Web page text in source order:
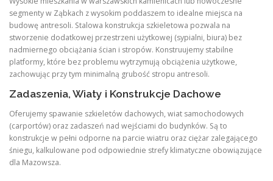
segmenty w Ząbkach z wysokim poddaszem to idealne miejsca na
budowę antresoli. Stalowa konstrukcja szkieletowa pozwala na
stworzenie dodatkowej przestrzeni użytkowej (sypialni, biura) bez
nadmiernego obciążania ścian i stropów. Konstruujemy stabilne
platformy, które bez problemu wytrzymują obciążenia użytkowe,
zachowując przy tym minimalną grubość stropu antresoli.
Zadaszenia, Wiaty i Konstrukcje Dachowe
Oferujemy spawanie szkieletów dachowych, wiat samochodowych
(carportów) oraz zadaszeń nad wejściami do budynków. Są to
konstrukcje w pełni odporne na parcie wiatru oraz ciężar zalegającego
śniegu, kalkulowane pod odpowiednie strefy klimatyczne obowiązujące
dla Mazowsza.